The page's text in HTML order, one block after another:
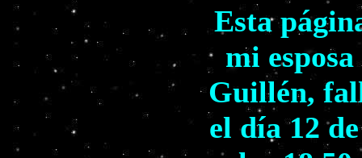
Esta
mi
Guillén,
el día 12